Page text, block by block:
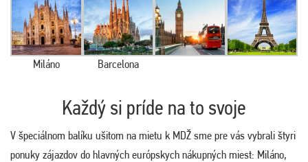
Miláno Barcelona
Každý si príde na to svoje
V špeciálnom balíku ušitom na mietu k MDŽ sme pre vás vybrali štyri
ponuky zájazdov do hlavných európskych nákupných miest: Miláno,